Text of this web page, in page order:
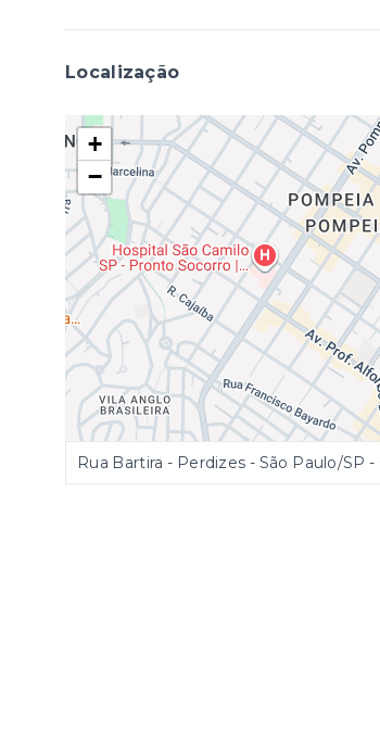
Localização
+
−
Rua Bartira - Perdizes - São Paulo/SP -